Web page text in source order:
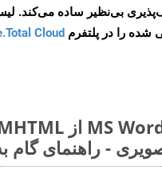
بی‌نظیر ساده می‌کند.
شده را در پلتفرم Cloud
- راهنمای گام